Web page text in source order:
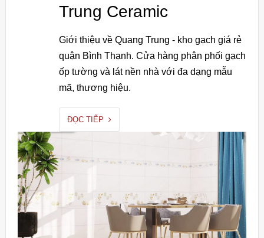
Trung Ceramic
Giới thiệu về Quang Trung - kho gạch giá rẻ
quận Bình Thạnh. Cửa hàng phân phối gạch
ốp tường và lát nền nhà với đa dạng mẫu
mã, thương hiệu.
ĐỌC TIẾP